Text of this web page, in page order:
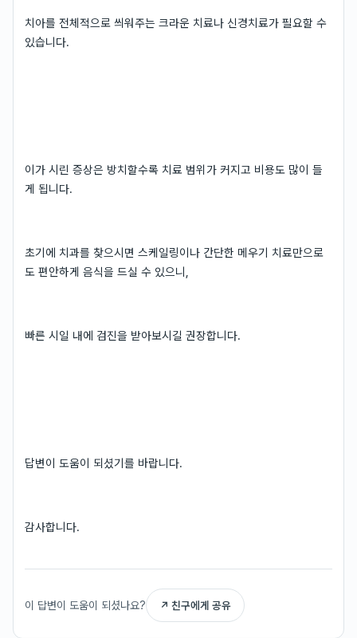
치아를 전체적으로 씌워주는 크라운 치료나 신경치료가 필요할 수
있습니다.
이가 시린 증상은 방치할수록 치료 범위가 커지고 비용도 많이 들
게 됩니다.
초기에 치과를 찾으시면 스케일링이나 간단한 메우기 치료만으로
도 편안하게 음식을 드실 수 있으니,
빠른 시일 내에 검진을 받아보시길 권장합니다.
답변이 도움이 되셨기를 바랍니다.
감사합니다.
이 답변이 도움이 되셨나요? ↗ 친구에게 공유